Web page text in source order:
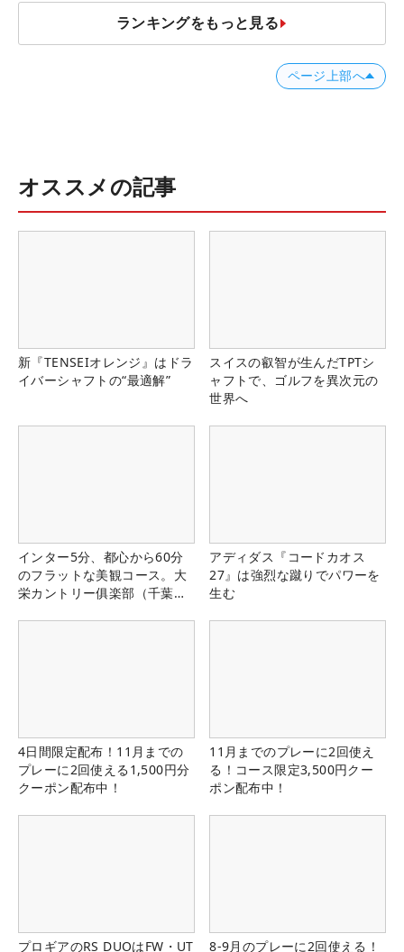
ランキングをもっと見る
ページ上部へ
オススメの記事
新『TENSEIオレンジ』はドラ
イバーシャフトの“最適解”
スイスの叡智が生んだTPTシ
ャフトで、ゴルフを異次元の
世界へ
インター5分、都心から60分
のフラットな美観コース。大
栄カントリー俱楽部（千葉
アディダス『コードカオス
27』は強烈な蹴りでパワーを
生む
4日間限定配布！11月までの
プレーに2回使える1,500円分
クーポン配布中！
11月までのプレーに2回使え
る！コース限定3,500円クー
ポン配布中！
プロギアのRS DUOはFW・UT
8-9月のプレーに2回使える！